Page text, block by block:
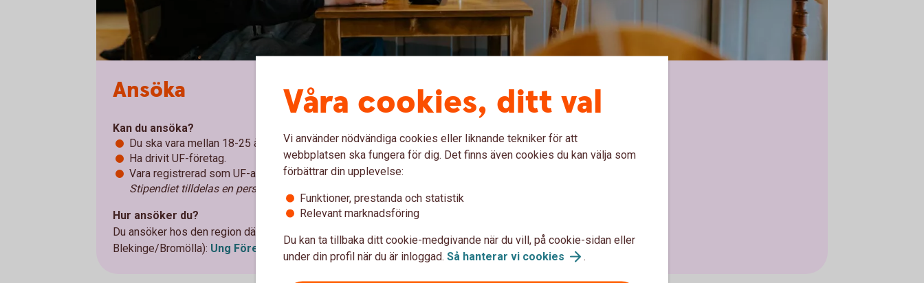
Ansöka
Kan du ansöka?
Du ska vara mellan 18-25 år.
Ha drivit UF-företag.
Vara registrerad som UF-alumn i länet.
Stipendiet tilldelas en person.
Hur ansöker du?
Du ansöker hos den region där du är registrerad UF-alumn (Kronoberg, Kalmar eller
Blekinge/Bromölla): Ung Företagsamhet
Våra cookies, ditt val
Vi använder nödvändiga cookies eller liknande tekniker för att
webbplatsen ska fungera för dig. Det finns även cookies du kan välja som
förbättrar din upplevelse:
Funktioner, prestanda och statistik
Relevant marknadsföring
Du kan ta tillbaka ditt cookie-medgivande när du vill, på cookie-sidan eller
under din profil när du är inloggad. Så hanterar vi cookies .